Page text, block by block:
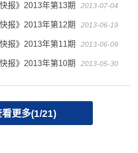
报》2013年第13期 2013-07-04
报》2013年第12期 2013-06-19
报》2013年第11期 2013-06-09
报》2013年第10期 2013-05-30
看更多(1/21)